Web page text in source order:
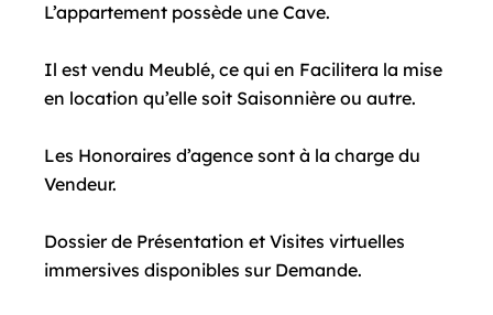
L’appartement possède une Cave.
Il est vendu Meublé, ce qui en Facilitera la mise
en location qu’elle soit Saisonnière ou autre.
Les Honoraires d’agence sont à la charge du
Vendeur.
Dossier de Présentation et Visites virtuelles
immersives disponibles sur Demande.